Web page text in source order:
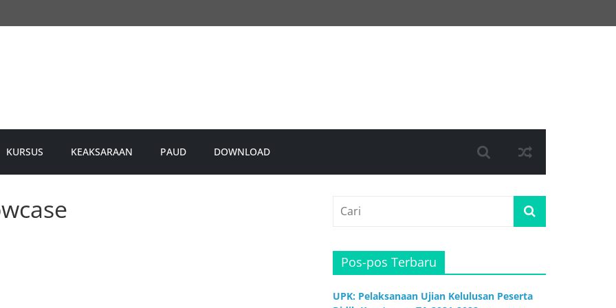
KURSUS KEAKSARAAN PAUD DOWNLOAD
Pos-pos Terbaru
UPK: Pelaksanaan Ujian Kelulusan Peserta